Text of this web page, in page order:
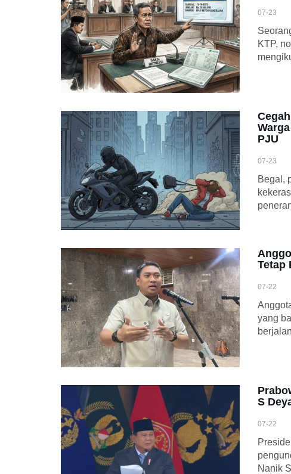
07-23
KTP,
PJU
07-23
Begal,
Tetap
07-22
yang
S
07-22
Nanik